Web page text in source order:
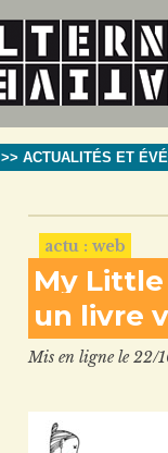
>> ACTUALITÉS ET
actu : web
My Little
un livre
Mis en ligne le 22/